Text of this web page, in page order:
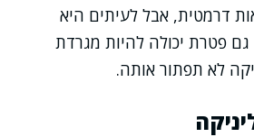
דרמטית, אבל לעיתים היא
גם פטרת יכולה להיות מגרדת
לא תפתור אותה.